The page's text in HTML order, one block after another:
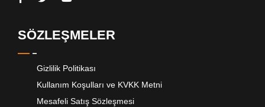
SÖZLEŞMELER
Gizlilik Politikası
Kullanım Koşulları ve KVKK Metni
Mesafeli Satış Sözleşmesi